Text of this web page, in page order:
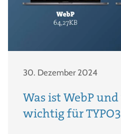
30. Dezember 2024
Was ist WebP
wichtig für